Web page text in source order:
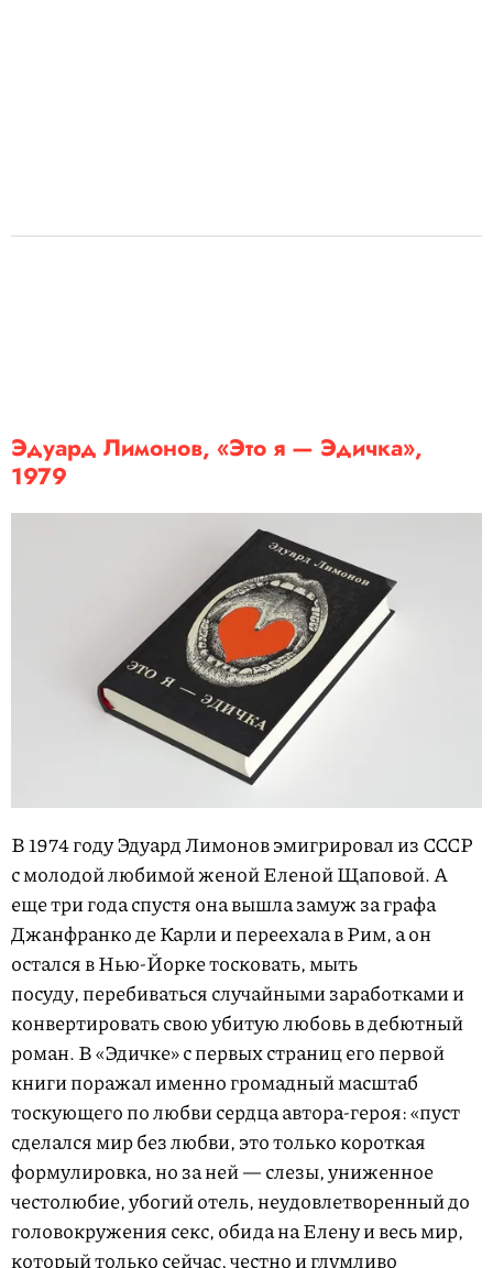
Эдуард Лимонов, «Это я — Эдичка»,
1979
В 1974 году Эдуард Лимонов эмигрировал из СССР
с молодой любимой женой Еленой Щаповой. А
еще три года спустя она вышла замуж за графа
Джанфранко де Карли и переехала в Рим, а он
остался в Нью-Йорке тосковать, мыть
посуду, перебиваться случайными заработками и
конвертировать свою убитую любовь в дебютный
роман. В «Эдичке» с первых страниц его первой
книги поражал именно громадный масштаб
тоскующего по любви сердца автора-героя: «пуст
сделался мир без любви, это только короткая
формулировка, но за ней — слезы, униженное
честолюбие, убогий отель, неудовлетворенный до
головокружения секс, обида на Елену и весь мир,
который только сейчас, честно и глумливо